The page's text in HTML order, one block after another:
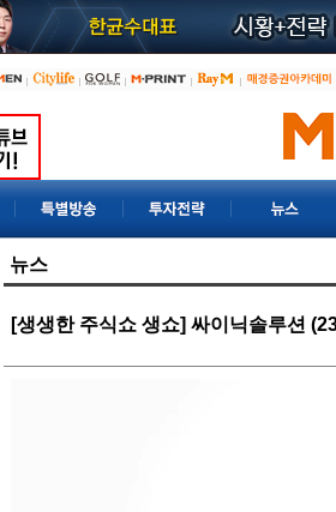
뉴스
[생생한 주식쇼 생쇼] 싸이닉솔루션